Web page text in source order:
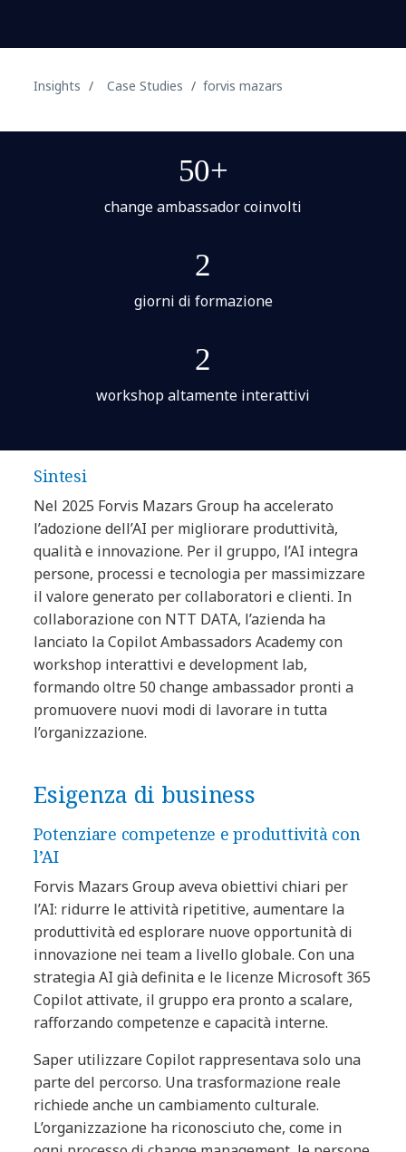
Insights Case Studies forvis mazars
50+
change ambassador coinvolti
2
giorni di formazione
2
workshop altamente interattivi
Sintesi
Nel 2025 Forvis Mazars Group ha accelerato
l’adozione dell’AI per migliorare produttività,
qualità e innovazione. Per il gruppo, l’AI integra
persone, processi e tecnologia per massimizzare
il valore generato per collaboratori e clienti. In
collaborazione con NTT DATA, l’azienda ha
lanciato la Copilot Ambassadors Academy con
workshop interattivi e development lab,
formando oltre 50 change ambassador pronti a
promuovere nuovi modi di lavorare in tutta
l’organizzazione.
Esigenza di business
Potenziare competenze e produttività con
l’AI
Forvis Mazars Group aveva obiettivi chiari per
l’AI: ridurre le attività ripetitive, aumentare la
produttività ed esplorare nuove opportunità di
innovazione nei team a livello globale. Con una
strategia AI già definita e le licenze Microsoft 365
Copilot attivate, il gruppo era pronto a scalare,
rafforzando competenze e capacità interne.
Saper utilizzare Copilot rappresentava solo una
parte del percorso. Una trasformazione reale
richiede anche un cambiamento culturale.
L’organizzazione ha riconosciuto che, come in